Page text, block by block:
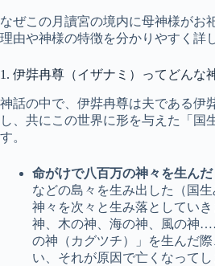
なぜこの月讀宮の境内に母神様がお
理由や神様の特徴を分かりやすく詳
1. 伊弉冉尊（イザナミ）ってどんな
神話の中で、伊弉冉尊は夫である伊
し、共にこの世界に形を与えた「国
す。
命がけで八百万の神々を生んだ
などの島々を生み出した（国
神々を次々と生み落としてい
神、木の神、海の神、風の神
の神（カグツチ）」を生んだ
い、それが原因で亡くなって